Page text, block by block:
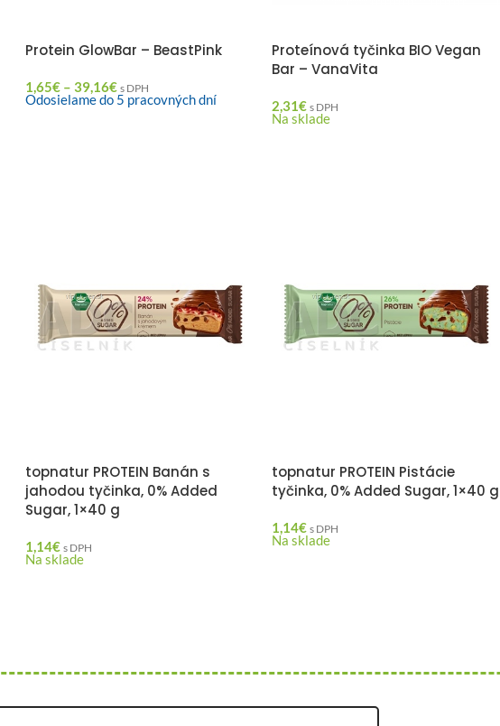
Protein GlowBar – BeastPink
1,65€ – 39,16€ s DPH
Odosielame do 5 pracovných dní
Proteínová tyčinka BIO Vegan
Bar – VanaVita
2,31€ s DPH
Na sklade
topnatur PROTEIN Banán s
jahodou tyčinka, 0% Added
Sugar, 1×40 g
1,14€ s DPH
Na sklade
topnatur PROTEIN Pistácie
tyčinka, 0% Added Sugar, 1×40 g
1,14€ s DPH
Na sklade